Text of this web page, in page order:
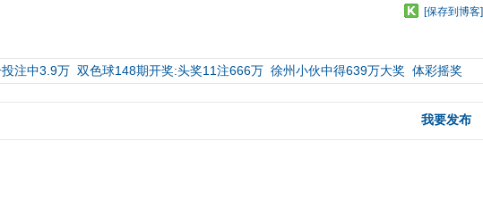
[保存到博客]
注中3.9万 双色球148期开奖:头奖11注666万 徐州小伙中得639万大奖 体彩摇奖
我要发布